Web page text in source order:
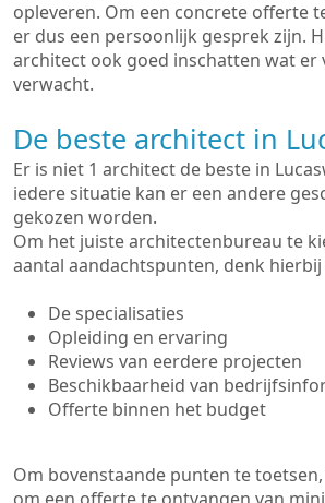
opleveren. Om een concrete offerte
er dus een persoonlijk gesprek zijn.
architect ook goed inschatten wat er
verwacht.
De beste architect in
Er is niet 1 architect de beste in
iedere situatie kan er een andere
gekozen worden.
Om het juiste architectenbureau te
aantal aandachtspunten, denk hierbij
De specialisaties
Opleiding en ervaring
Reviews van eerdere projecten
Beschikbaarheid van
Offerte binnen het budget
Om bovenstaande punten te